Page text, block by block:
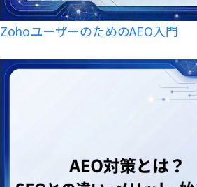
ZohoユーザーのためのAEO入門